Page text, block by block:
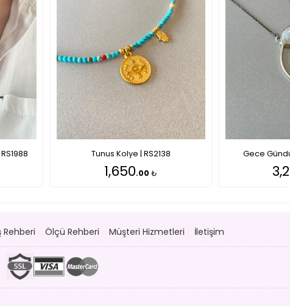
Tunus Kolye | RS2138
1,650.00 ₺
Gece
Rehberi Ölçü Rehberi Müşteri Hizmetleri İletişim